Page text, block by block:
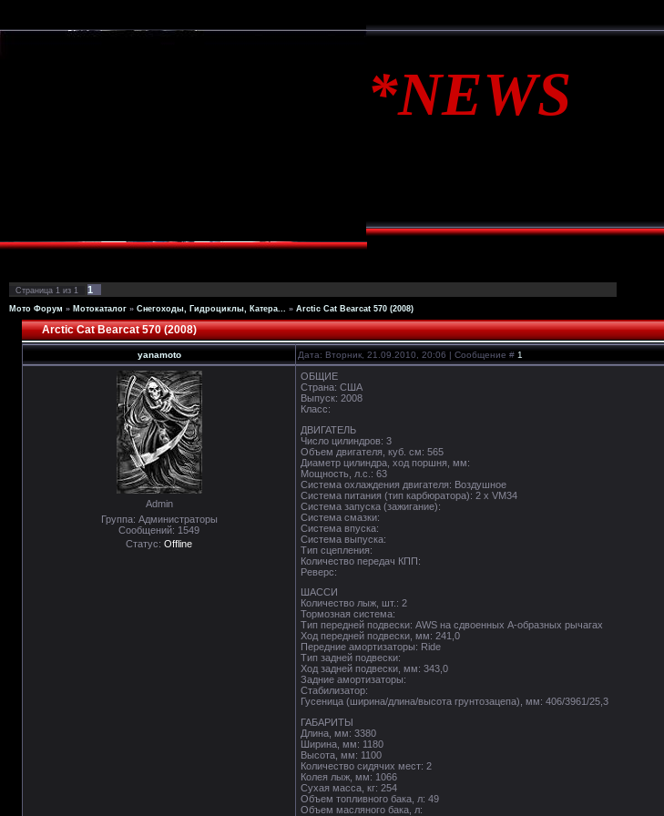
Страница 1 из 1 1
Мото Форум » Мотокаталог » Снегоходы, Гидроциклы, Катера... » Arctic Cat Bearcat 570 (2008)
Arctic Cat Bearcat 570 (2008)
yanamoto Дата: Вторник, 21.09.2010, 20:06 | Сообщение # 1
Admin
Группа: Администраторы
Сообщений: 1549
Статус:Offline
ОБЩИЕ
Страна: США
Выпуск: 2008
Класс:
ДВИГАТЕЛЬ
Число цилиндров: 3
Объем двигателя, куб. см: 565
Диаметр цилиндра, ход поршня, мм:
Мощность, л.с.: 63
Система охлаждения двигателя: Воздушное
Система питания (тип карбюратора): 2 х VM34
Система запуска (зажигание):
Система смазки:
Система впуска:
Система выпуска:
Тип сцепления:
Количество передач КПП:
Реверс:
ШАССИ
Количество лыж, шт.: 2
Тормозная система:
Тип передней подвески: AWS на сдвоенных A-образных рычагах
Ход передней подвески, мм: 241,0
Передние амортизаторы: Ride
Тип задней подвески:
Ход задней подвески, мм: 343,0
Задние амортизаторы:
Стабилизатор:
Гусеница (ширина/длина/высота грунтозацепа), мм: 406/3961/25,3
ГАБАРИТЫ
Длина, мм: 3380
Ширина, мм: 1180
Высота, мм: 1100
Количество сидячих мест: 2
Колея лыж, мм: 1066
Сухая масса, кг: 254
Объем топливного бака, л: 49
Объем масляного бака, л: